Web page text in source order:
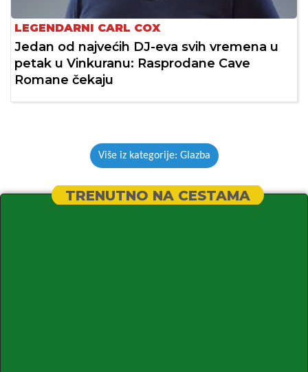
LEGENDARNI CARL COX
Jedan od najvećih DJ-eva svih vremena u
petak u Vinkuranu: Rasprodane Cave
Romane čekaju
Više iz kategorije: Glazba
TRENUTNO NA CESTAMA